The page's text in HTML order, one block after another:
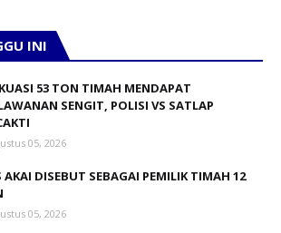
INI
53 TON TIMAH MENDAPAT
SENGIT, POLISI VS SATLAP
05, 2026
AKAI DISEBUT SEBAGAI PEMILIK TIMAH 12
05, 2026